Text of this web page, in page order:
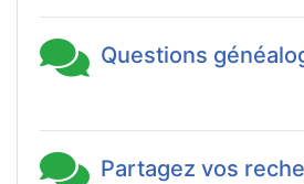
Questions
Partagez vos